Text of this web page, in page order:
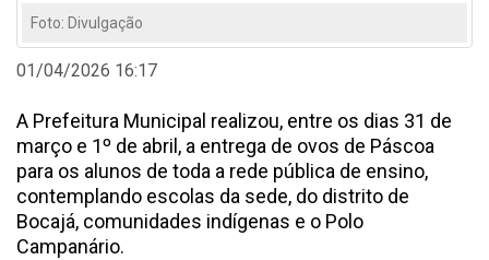
Foto: Divulgação
01/04/2026 16:17
A Prefeitura Municipal realizou, entre os dias 31 de
março e 1º de abril, a entrega de ovos de Páscoa
para os alunos de toda a rede pública de ensino,
contemplando escolas da sede, do distrito de
Bocajá, comunidades indígenas e o Polo
Campanário.